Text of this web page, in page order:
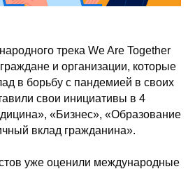
трека We Are Together
и организации, которые
в борьбу с пандемией в своих
свои инициативы в 4
«Бизнес», «Образование
вклад гражданина».
уже оценили международные